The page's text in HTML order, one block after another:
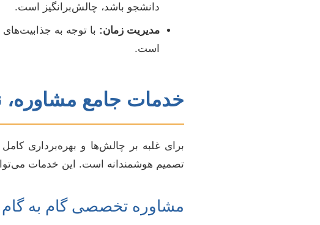
دانشجو باشد، چالش‌برانگیز است.
مدیریت زمان: با توجه به جذابیت‌های
است.
خدمات جامع مشاوره،
برای غلبه بر چالش‌ها و بهره‌برداری
تصمیم هوشمندانه است. این خدمات
مشاوره تخصصی گام به گام